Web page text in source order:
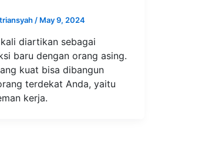
/ May 9, 2024
diartikan sebagai
baru dengan orang asing.
kuat bisa dibangun
terdekat Anda, yaitu
kerja.